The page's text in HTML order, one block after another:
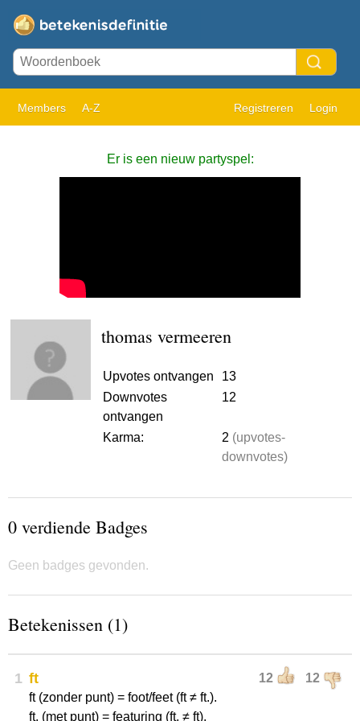
Members A-Z Registreren Login
Er is een nieuw partyspel:
thomas vermeeren
Upvotes ontvangen
13
Downvotes
ontvangen
12
Karma: 2 (upvotes-
downvotes)
0 verdiende Badges
Geen badges gevonden.
Betekenissen (1)
1 12 12
ft
ft (zonder punt) = foot/feet (ft ≠ ft.).
ft. (met punt) = featuring (ft. ≠ ft).